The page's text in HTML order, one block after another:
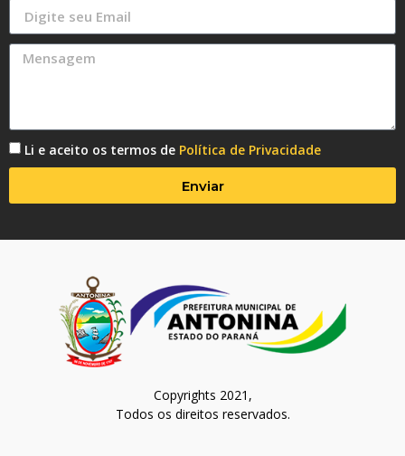
Li e aceito os termos de Política de Privacidade
Enviar
Copyrights 2021,
Todos os direitos reservados.